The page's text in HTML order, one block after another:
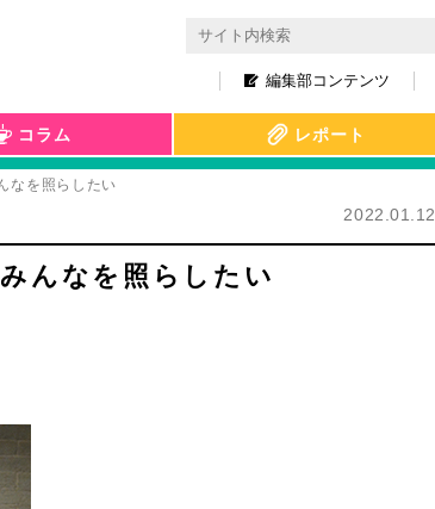
編集部コンテンツ
コラム レポート
なを照らしたい
2022.01.12
んなを照らしたい